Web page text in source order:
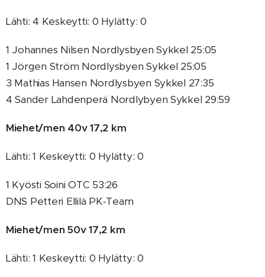
Lähti: 4 Keskeytti: 0 Hylätty: 0
1 Johannes Nilsen Nordlysbyen Sykkel 25:05
1 Jörgen Ström Nordlysbyen Sykkel 25:05
3 Mathias Hansen Nordlysbyen Sykkel 27:35
4 Sander Lahdenperä Nordlybyen Sykkel 29:59
Miehet/men 40v 17,2 km
Lähti: 1 Keskeytti: 0 Hylätty: 0
1 Kyösti Soini OTC 53:26
DNS Petteri Ellilä PK-Team
Miehet/men 50v 17,2 km
Lähti: 1 Keskeytti: 0 Hylätty: 0